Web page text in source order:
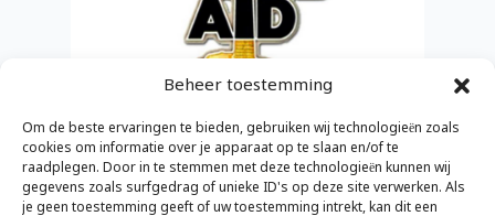
Beheer toestemming
Om de beste ervaringen te bieden, gebruiken wij technologieën zoals
cookies om informatie over je apparaat op te slaan en/of te
raadplegen. Door in te stemmen met deze technologieën kunnen wij
gegevens zoals surfgedrag of unieke ID's op deze site verwerken. Als
je geen toestemming geeft of uw toestemming intrekt, kan dit een